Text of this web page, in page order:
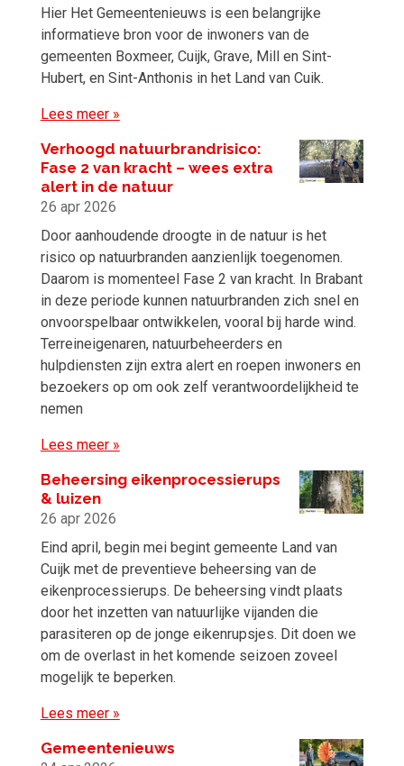
Hier Het Gemeentenieuws is een belangrijke
informatieve bron voor de inwoners van de
gemeenten Boxmeer, Cuijk, Grave, Mill en Sint-
Hubert, en Sint-Anthonis in het Land van Cuik.
Lees meer »
Verhoogd natuurbrandrisico:
Fase 2 van kracht – wees extra
alert in de natuur
26 apr 2026
Door aanhoudende droogte in de natuur is het
risico op natuurbranden aanzienlijk toegenomen.
Daarom is momenteel Fase 2 van kracht. In Brabant
in deze periode kunnen natuurbranden zich snel en
onvoorspelbaar ontwikkelen, vooral bij harde wind.
Terreineigenaren, natuurbeheerders en
hulpdiensten zijn extra alert en roepen inwoners en
bezoekers op om ook zelf verantwoordelijkheid te
nemen
Lees meer »
Beheersing eikenprocessierups
& luizen
26 apr 2026
Eind april, begin mei begint gemeente Land van
Cuijk met de preventieve beheersing van de
eikenprocessierups. De beheersing vindt plaats
door het inzetten van natuurlijke vijanden die
parasiteren op de jonge eikenrupsjes. Dit doen we
om de overlast in het komende seizoen zoveel
mogelijk te beperken.
Lees meer »
Gemeentenieuws